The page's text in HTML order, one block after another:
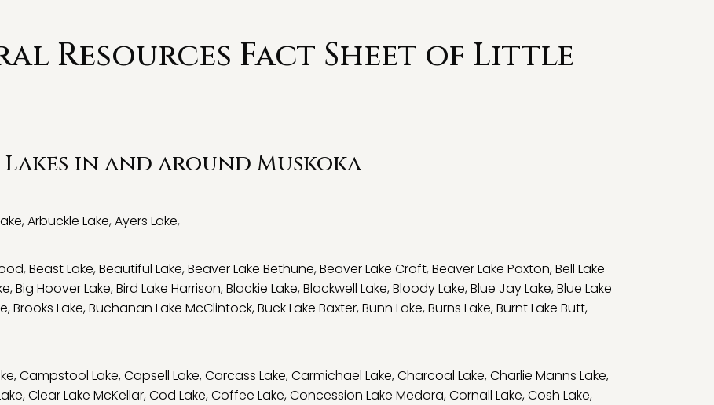
Resources Fact Sheet of Little
in and around Muskoka
,Arbuckle Lake,Ayers Lake,
,Beast Lake,Beautiful Lake,Beaver Lake Bethune,Beaver Lake Croft,Beaver Lake Paxton,Bell Lake
,Big Hoover Lake,Bird Lake Harrison,Blackie Lake,Blackwell Lake,Bloody Lake,Blue Jay Lake,Blue Lake
,Brooks Lake,Buchanan Lake McClintock,Buck Lake Baxter,Bunn Lake,Burns Lake,Burnt Lake Butt,
,Campstool Lake,Capsell Lake,Carcass Lake,Carmichael Lake,Charcoal Lake,Charlie Manns Lake,
,Clear Lake McKellar,Cod Lake,Coffee Lake,Concession Lake Medora,Cornall Lake,Cosh Lake,